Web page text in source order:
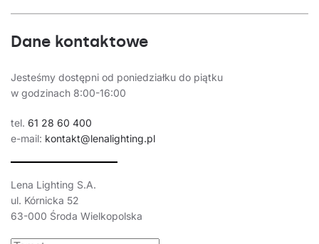
Dane kontaktowe
Jesteśmy dostępni od poniedziałku do piątku
w godzinach 8:00-16:00
tel. 61 28 60 400
e-mail: kontakt@lenalighting.pl
Lena Lighting S.A.
ul. Kórnicka 52
63-000 Środa Wielkopolska